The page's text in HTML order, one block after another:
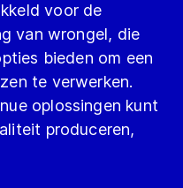
voor de
van wrongel, die
bieden om een
te verwerken.
oplossingen kunt
produceren,